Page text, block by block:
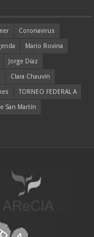
Coronavirus
Mario Rovina
Jorge Díaz
Clara Chauvín
TORNEO FEDERAL A
San Martín